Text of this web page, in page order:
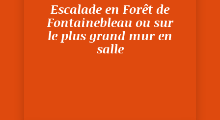
Escalade en Forêt de
Fontainebleau ou sur
le plus grand mur en
salle